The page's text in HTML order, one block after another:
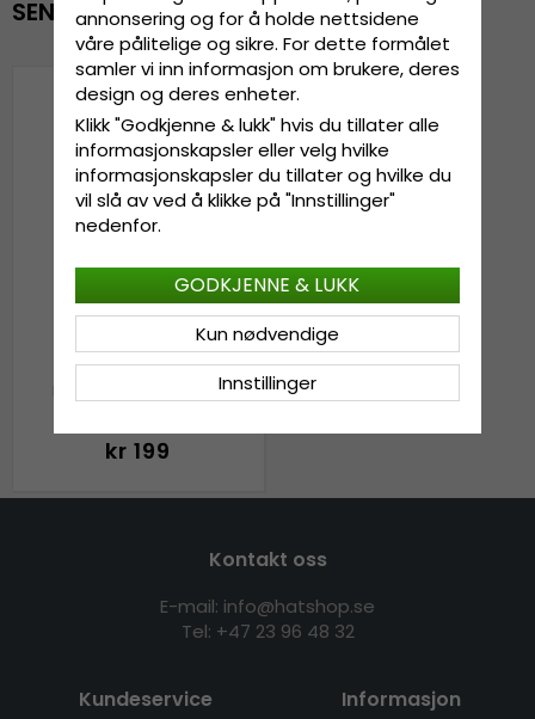
SENEST VISTE
Northern Outdoor (deep
kr 199
Kontakt oss
E-mail: info@hatshop.se
Tel: +47 23 96 48 32
Kundeservice Informasjon
annonsering og for å holde nettsidene
våre pålitelige og sikre. For dette formålet
samler vi inn informasjon om brukere, deres
design og deres enheter.
Klikk "Godkjenne & lukk" hvis du tillater alle
informasjonskapsler eller velg hvilke
informasjonskapsler du tillater og hvilke du
vil slå av ved å klikke på "Innstillinger"
nedenfor.
Innstillinger
Kun nødvendige
GODKJENNE & LUKK